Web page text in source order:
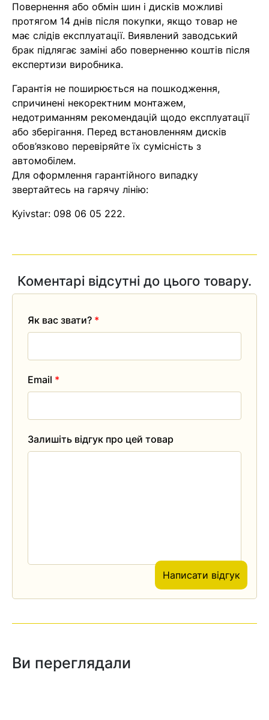
Помилка: Contact form не
знайдена.
Повернення або обмін шин і дисків можливі
протягом 14 днів після покупки, якщо товар не
має слідів експлуатації. Виявлений заводський
брак підлягає заміні або поверненню коштів після
експертизи виробника.
Гарантія не поширюється на пошкодження,
спричинені некоректним монтажем,
недотриманням рекомендацій щодо експлуатації
або зберігання. Перед встановленням дисків
обов’язково перевіряйте їх сумісність з
автомобілем.
Для оформлення гарантійного випадку
звертайтесь на гарячу лінію:
Kyivstar: 098 06 05 222.
Коментарі відсутні до цього товару.
Залишіть відгук про цей товар
Як вас звати? *
Email *
Написати відгук
Ви переглядали